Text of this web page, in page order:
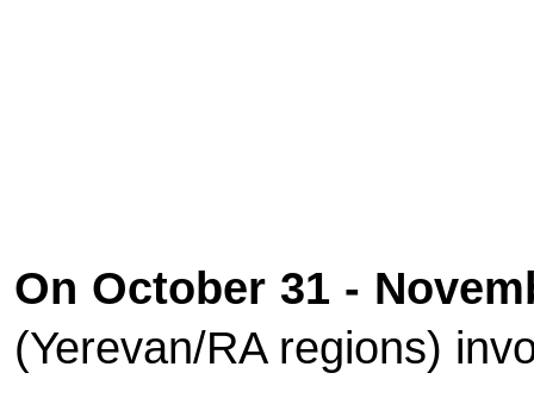
On October 31 -
(Yerevan/RA regions)